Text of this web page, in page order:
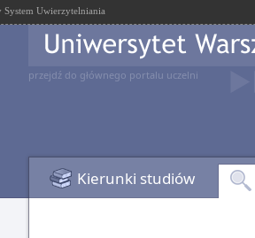
System Uwierzytelniania
przejdź do głównego portalu uczelni
Kierunki studiów